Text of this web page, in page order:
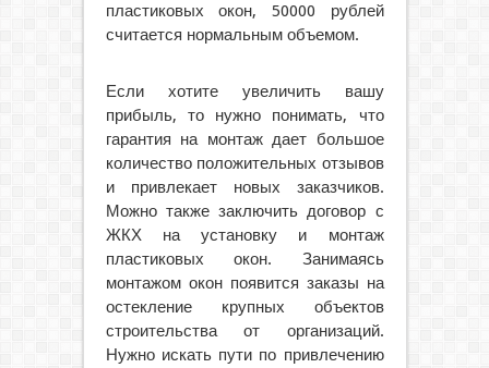
пластиковых окон, 50000 рублей
считается нормальным объемом.
Если хотите увеличить вашу
прибыль, то нужно понимать, что
гарантия на монтаж дает большое
количество положительных отзывов
и привлекает новых заказчиков.
Можно также заключить договор с
ЖКХ на установку и монтаж
пластиковых окон. Занимаясь
монтажом окон появится заказы на
остекление крупных объектов
строительства от организаций.
Нужно искать пути по привлечению